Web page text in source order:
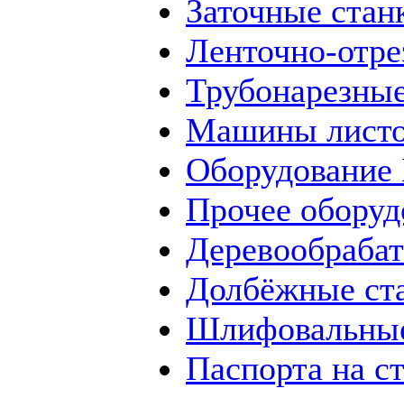
Заточные
Ленточно-
Машины
Прочее
Долбёжные
Паспорта на